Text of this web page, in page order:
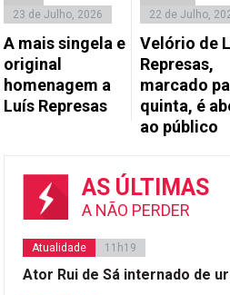
23 de Julho, 2026
A mais singela e
original
homenagem a
Luís Represas
22 de Julho,
Velório de
Represas,
marcado
quinta, é
ao público
AS ÚLTIMAS
A NÃO PERDER
Atualidade 11h19
Ator Rui de Sá internado de